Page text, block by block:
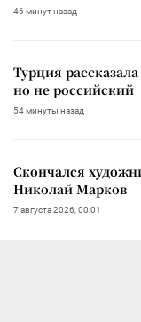
46 минут назад
Турция
но не российский
54 минуты назад
Скончался
Николай Марков
7 августа 2026, 00:01